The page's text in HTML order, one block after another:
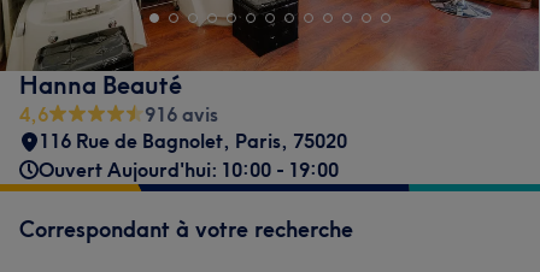
Hanna Beauté
4,6
916 avis
116 Rue de Bagnolet, Paris, 75020
Ouvert Aujourd'hui: 10:00 - 19:00
Correspondant à votre recherche